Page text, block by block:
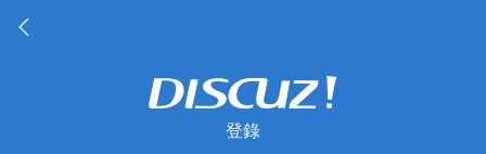
登錄